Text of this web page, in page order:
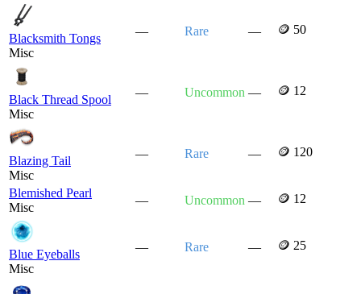
Blacksmith Tongs
Misc
— Rare — 🪙 50
Black Thread Spool
Misc
— Uncommon — 🪙 12
Blazing Tail
Misc
— Rare — 🪙 120
Blemished Pearl
Misc
— Uncommon — 🪙 12
Blue Eyeballs
Misc
— Rare — 🪙 25